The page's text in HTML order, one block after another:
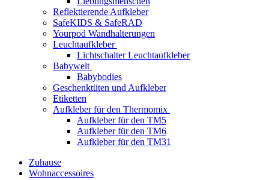
Reflektierende Aufkleber
SafeKIDS & SafeRAD
Yourpod Wandhalterungen
Leuchtaufkleber
Lichtschalter Leuchtaufkleber
Babywelt
Babybodies
Geschenktüten und Aufkleber
Etiketten
Aufkleber für den Thermomix
Aufkleber für den TM5
Aufkleber für den TM6
Aufkleber für den TM31
Zuhause
Wohnaccessoires